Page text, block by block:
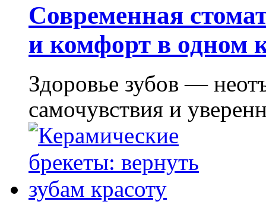
Современная
и комфорт в одном
Здоровье зубов —
самочувствия и